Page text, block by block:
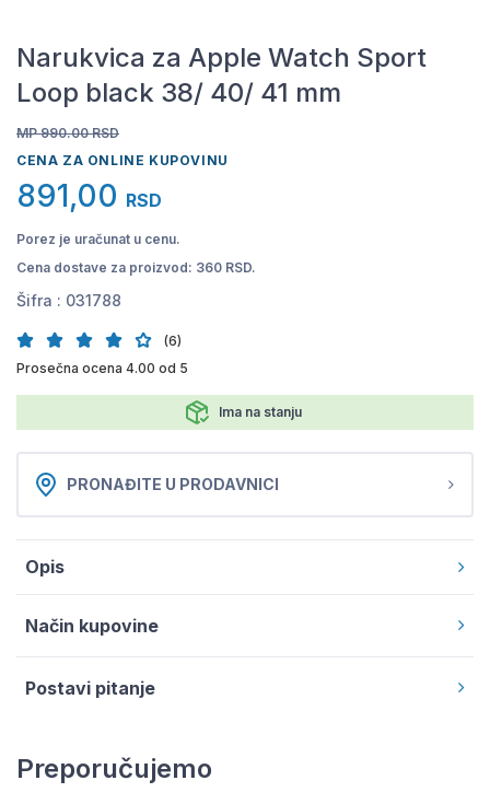
Narukvica za Apple Watch Sport
Loop black 38/ 40/ 41 mm
MP 990.00 RSD
CENA ZA ONLINE KUPOVINU
891,00 RSD
Porez je uračunat u cenu.
Cena dostave za proizvod: 360 RSD.
Šifra : 031788
(6)
Prosečna ocena 4.00 od 5
Ima na stanju
PRONAĐITE U PRODAVNICI
Opis
Način kupovine
Postavi pitanje
Preporučujemo